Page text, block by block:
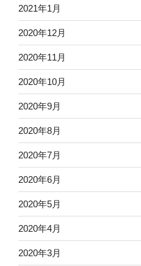
2021年1月
2020年12月
2020年11月
2020年10月
2020年9月
2020年8月
2020年7月
2020年6月
2020年5月
2020年4月
2020年3月